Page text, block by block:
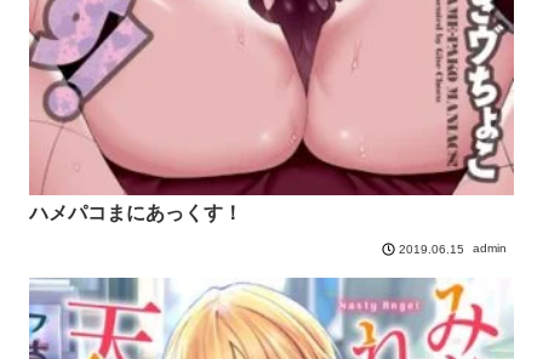
ハメパコまにあっくす！
2019.06.15 admin